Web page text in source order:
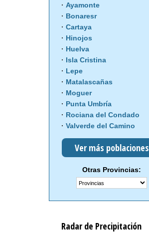
Ayamonte
Bonaresr
Cartaya
Hinojos
Huelva
Isla Cristina
Lepe
Matalascañas
Moguer
Punta Umbría
Rociana del Condado
Valverde del Camino
Ver más poblaciones
Otras Provincias:
Radar de Precipitación